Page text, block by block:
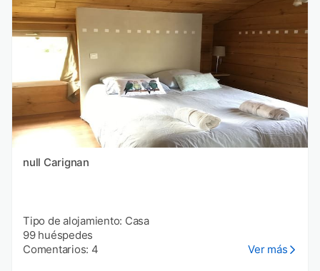
null Carignan
Tipo de alojamiento: Casa
99 huéspedes
Comentarios: 4
Ver más